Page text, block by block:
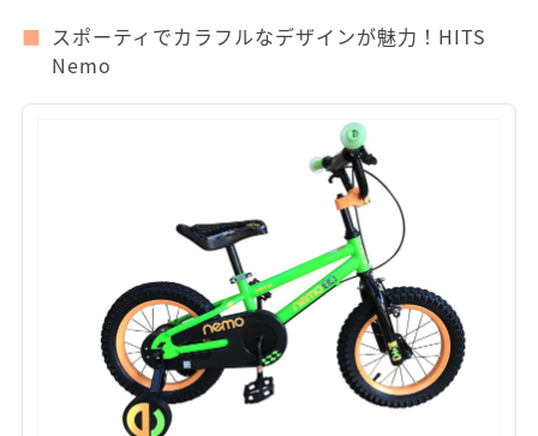
スポーティでカラフルなデザインが魅力！HITS
Nemo